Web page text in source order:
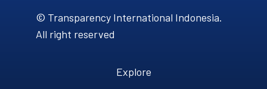
© Transparency International Indonesia.
All right reserved
Explore